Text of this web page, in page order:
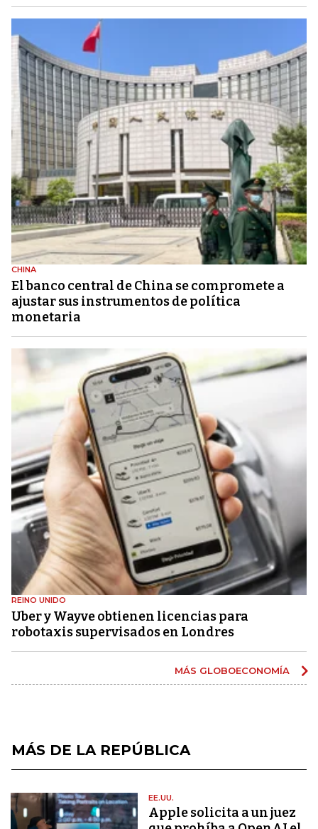
CHINA
El banco central de China se compromete a
ajustar sus instrumentos de política
monetaria
REINO UNIDO
Uber y Wayve obtienen licencias para
robotaxis supervisados ​​en Londres
MÁS GLOBOECONOMÍA
MÁS DE LA REPÚBLICA
EE.UU.
Apple solicita a un juez